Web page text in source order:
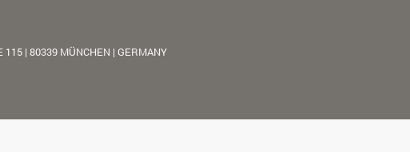
115 | 80339 MÜNCHEN | GERMANY